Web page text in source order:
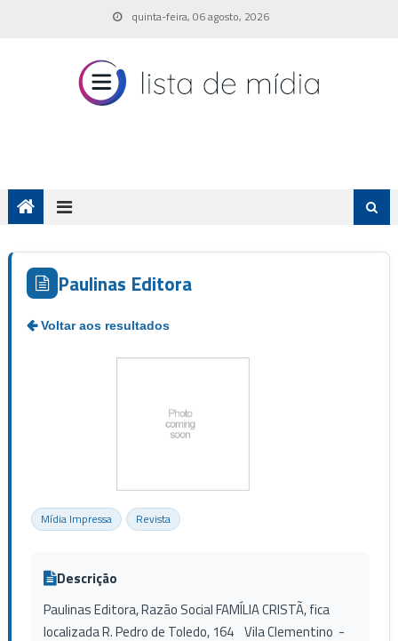
quinta-feira, 06 agosto, 2026
Paulinas Editora
Mídia Impressa Revista
Descrição
Paulinas Editora, Razão Social FAMÍLIA CRISTÃ, fica
localizada R. Pedro de Toledo, 164 Vila Clementino -